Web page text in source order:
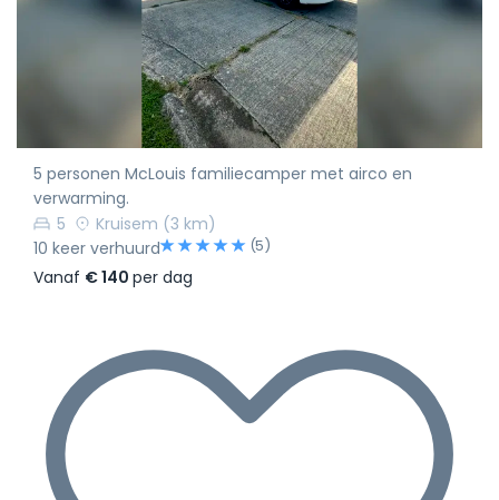
5 personen McLouis familiecamper met airco en
verwarming.
5
Kruisem (3 km)
10 keer verhuurd
(5)
Vanaf € 140 per dag